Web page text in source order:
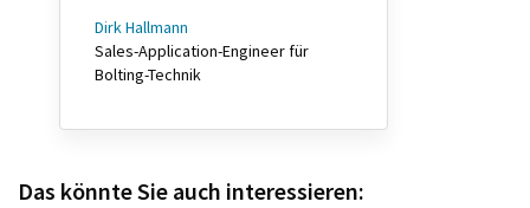
Dirk Hallmann
Sales-Application-Engineer für
Bolting-Technik
Das könnte Sie auch interessieren: